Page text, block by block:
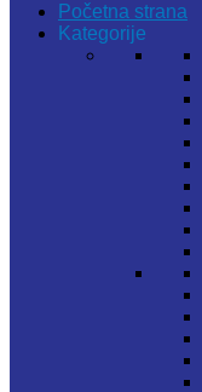
Početna strana
Kategorije